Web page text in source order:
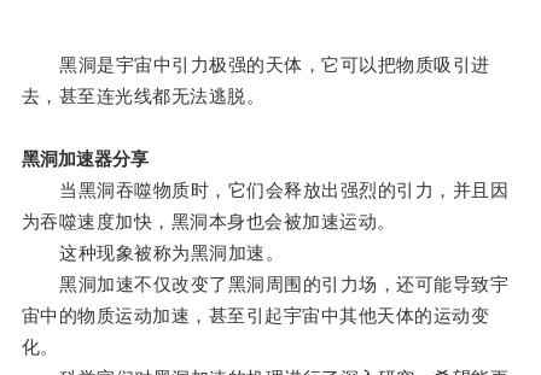
黑洞是宇宙中引力极强的天体，它可以把物质吸引进
去，甚至连光线都无法逃脱。
黑洞加速器分享
当黑洞吞噬物质时，它们会释放出强烈的引力，并且因
为吞噬速度加快，黑洞本身也会被加速运动。
这种现象被称为黑洞加速。
黑洞加速不仅改变了黑洞周围的引力场，还可能导致宇
宙中的物质运动加速，甚至引起宇宙中其他天体的运动变
化。